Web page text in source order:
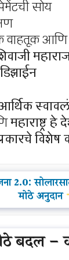
सोय
वाहतूक आणि
महाराष्ट्र
विशेष
2.0:
मोठे अनुदान
बदल –